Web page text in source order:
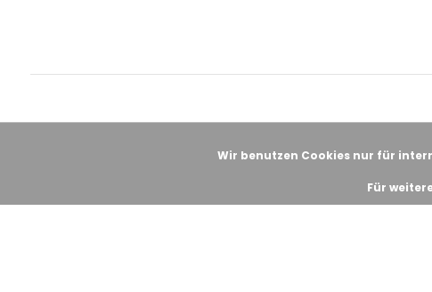
Wir benutzen Cookies nur für
Für